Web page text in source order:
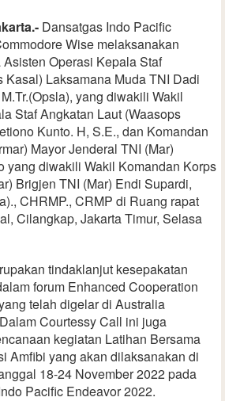
Dansatgas Indo Pacific
Wise melaksanakan
Operasi Kepala Staf
Kasal) Laksamana Muda TNI Dadi
yang diwakili Wakil
Staf Angkatan Laut (Waasops
Kunto. H, S.E., dan Komandan
Mayor Jenderal TNI (Mar)
yang diwakili Wakil Komandan Korps
Brigjen TNI (Mar) Endi Supardi,
CHRMP., CRMP di Ruang rapat
Cilangkap, Jakarta Timur, Selasa
tindaklanjut kesepakatan
forum Enhanced Cooperation
telah digelar di Australia
Courtessy Call ini juga
kegiatan Latihan Bersama
Amfibi yang akan dilaksanakan di
18-24 November 2022 pada
Pacific Endeavor 2022.